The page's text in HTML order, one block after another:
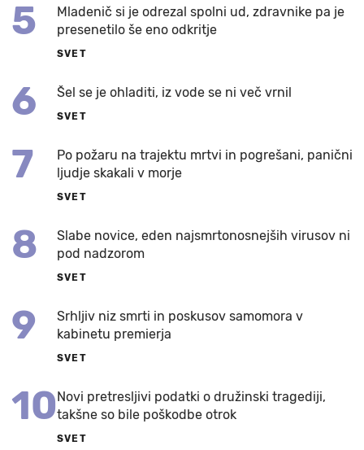
5
Mladenič si je odrezal spolni ud, zdravnike pa je
presenetilo še eno odkritje
SVET
6 Šel se je ohladiti, iz vode se ni več vrnil
SVET
7
Po požaru na trajektu mrtvi in pogrešani, panični
ljudje skakali v morje
SVET
8
Slabe novice, eden najsmrtonosnejših virusov ni
pod nadzorom
SVET
9
Srhljiv niz smrti in poskusov samomora v
kabinetu premierja
SVET
10Novi pretresljivi podatki o družinski tragediji,
takšne so bile poškodbe otrok
SVET